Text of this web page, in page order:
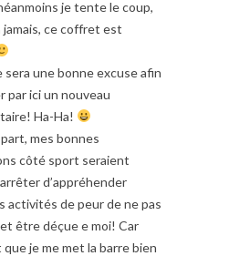
je tente le coup,
jamais, ce coffret est
sera une bonne excuse afin
par ici un nouveau
Ha-Ha!
mes bonnes
côté sport seraient
d’appréhender
activités de peur de ne pas
être déçue e moi! Car
que je me met la barre bien